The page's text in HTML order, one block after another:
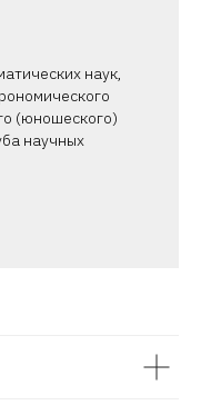
наук,
(юношеского)
научных